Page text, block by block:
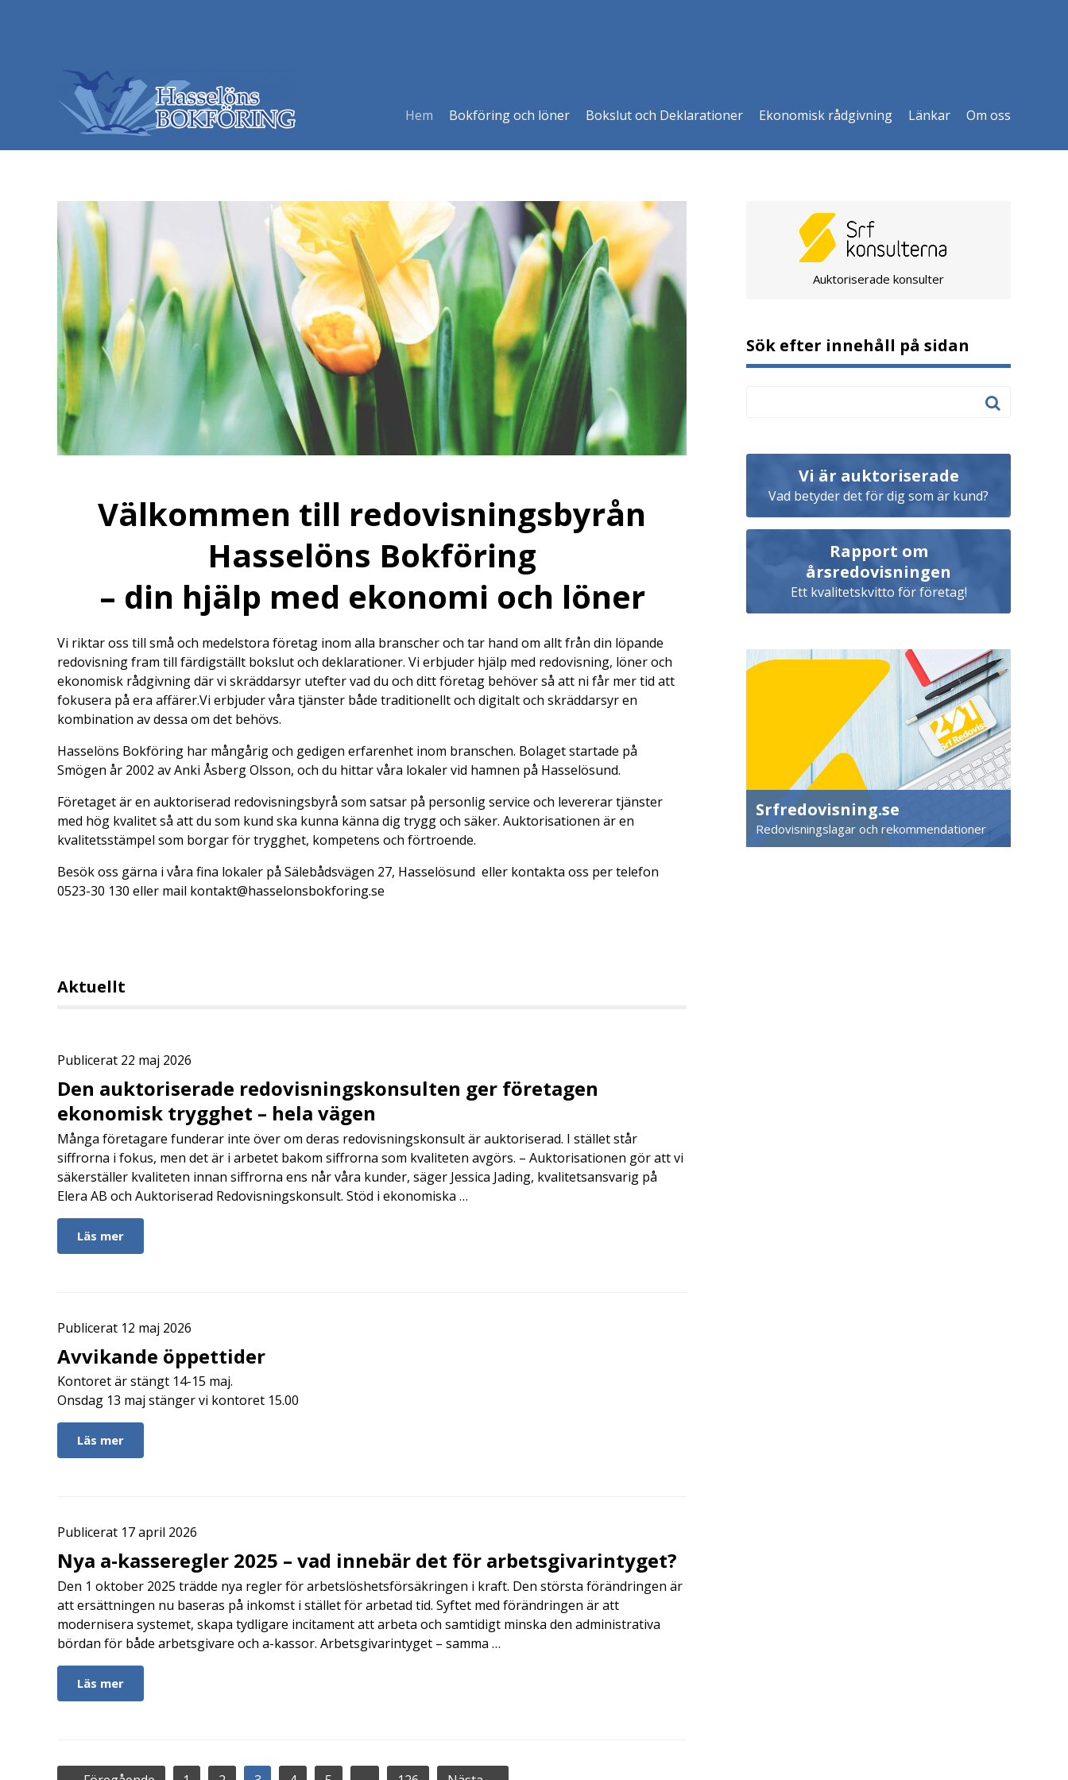
Hem Bokföring och löner Bokslut och Deklarationer Ekonomisk rådgivning Länkar Om oss
Välkommen till redovisningsbyrån
Hasselöns Bokföring
– din hjälp med ekonomi och löner
Vi riktar oss till små och medelstora företag inom alla branscher och tar hand om allt från din löpande
redovisning fram till färdigställt bokslut och deklarationer. Vi erbjuder hjälp med redovisning, löner och
ekonomisk rådgivning där vi skräddarsyr utefter vad du och ditt företag behöver så att ni får mer tid att
fokusera på era affärer.Vi erbjuder våra tjänster både traditionellt och digitalt och skräddarsyr en
kombination av dessa om det behövs.
Hasselöns Bokföring har mångårig och gedigen erfarenhet inom branschen. Bolaget startade på
Smögen år 2002 av Anki Åsberg Olsson, och du hittar våra lokaler vid hamnen på Hasselösund.
Företaget är en auktoriserad redovisningsbyrå som satsar på personlig service och levererar tjänster
med hög kvalitet så att du som kund ska kunna känna dig trygg och säker. Auktorisationen är en
kvalitetsstämpel som borgar för trygghet, kompetens och förtroende.
Besök oss gärna i våra fina lokaler på Sälebådsvägen 27, Hasselösund eller kontakta oss per telefon
0523-30 130 eller mail kontakt@hasselonsbokforing.se
Aktuellt
Publicerat 22 maj 2026
Den auktoriserade redovisningskonsulten ger företagen
ekonomisk trygghet – hela vägen
Många företagare funderar inte över om deras redovisningskonsult är auktoriserad. I stället står
siffrorna i fokus, men det är i arbetet bakom siffrorna som kvaliteten avgörs. – Auktorisationen gör att vi
säkerställer kvaliteten innan siffrorna ens når våra kunder, säger Jessica Jading, kvalitetsansvarig på
Elera AB och Auktoriserad Redovisningskonsult. Stöd i ekonomiska …
Läs mer
Publicerat 12 maj 2026
Avvikande öppettider
Kontoret är stängt 14-15 maj.
Onsdag 13 maj stänger vi kontoret 15.00
Läs mer
Publicerat 17 april 2026
Nya a-kasseregler 2025 – vad innebär det för arbetsgivarintyget?
Den 1 oktober 2025 trädde nya regler för arbetslöshetsförsäkringen i kraft. Den största förändringen är
att ersättningen nu baseras på inkomst i stället för arbetad tid. Syftet med förändringen är att
modernisera systemet, skapa tydligare incitament att arbeta och samtidigt minska den administrativa
bördan för både arbetsgivare och a-kassor. Arbetsgivarintyget – samma …
Läs mer
Auktoriserade konsulter
Sök efter innehåll på sidan
Vi är auktoriserade
Vad betyder det för dig som är kund?
Rapport om
årsredovisningen
Ett kvalitetskvitto för företag!
Srfredovisning.se
Redovisningslagar och rekommendationer